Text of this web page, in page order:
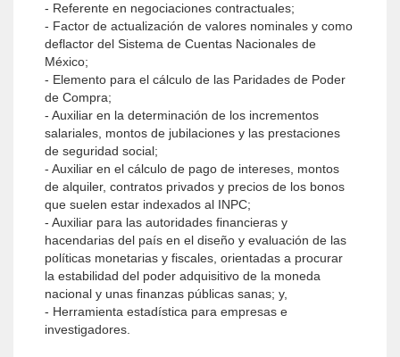
- Referente en negociaciones contractuales;
- Factor de actualización de valores nominales y como
deflactor del Sistema de Cuentas Nacionales de
México;
- Elemento para el cálculo de las Paridades de Poder
de Compra;
- Auxiliar en la determinación de los incrementos
salariales, montos de jubilaciones y las prestaciones
de seguridad social;
- Auxiliar en el cálculo de pago de intereses, montos
de alquiler, contratos privados y precios de los bonos
que suelen estar indexados al INPC;
- Auxiliar para las autoridades financieras y
hacendarias del país en el diseño y evaluación de las
políticas monetarias y fiscales, orientadas a procurar
la estabilidad del poder adquisitivo de la moneda
nacional y unas finanzas públicas sanas; y,
- Herramienta estadística para empresas e
investigadores.